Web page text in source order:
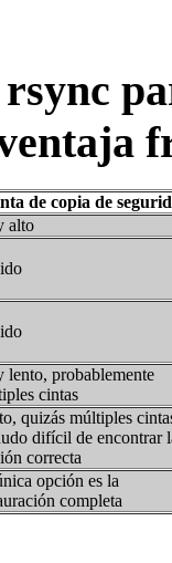
de copia de
alto
lento, probablemente
cintas
quizás múltiples
difícil de encontrar
correcta
opción es la
completa